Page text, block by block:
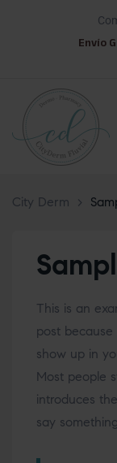
Envío
City Derm >
This is an
post because
show up in
Most people
introduces
say